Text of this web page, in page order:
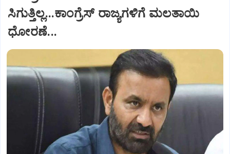
ಸಿಗುತ್ತಿಲ್ಲ...ಕಾಂಗ್ರೆಸ್ ರಾಜ್ಯಗಳಿಗೆ ಮಲತಾಯಿ
ಧೋರಣೆ...